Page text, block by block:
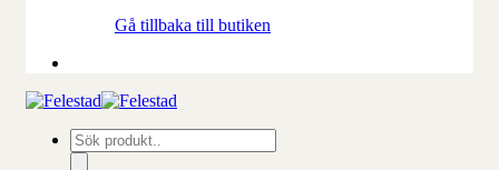
Gå tillbaka till butiken
Produktsökning